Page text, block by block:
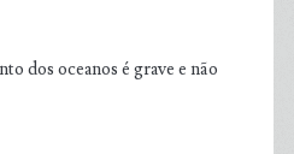
dos oceanos é grave e não